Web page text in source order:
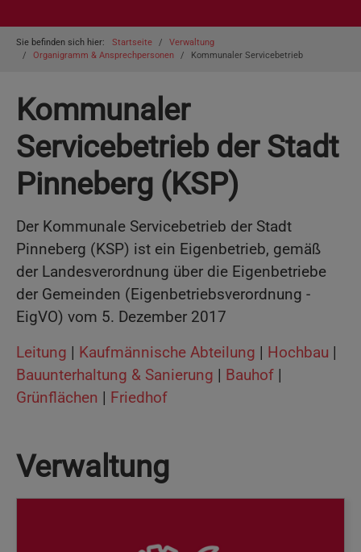
You are here:
Sie befinden sich hier: Startseite
Verwaltung
Organigramm & Ansprechpersonen
Kommunaler Servicebetrieb
Kommunaler
Servicebetrieb der Stadt
Pinneberg (KSP)
Der Kommunale Servicebetrieb der Stadt
Pinneberg (KSP) ist ein Eigenbetrieb, gemäß
der Landesverordnung über die Eigenbetriebe
der Gemeinden (Eigenbetriebsverordnung -
EigVO) vom 5. Dezember 2017
Leitung | Kaufmännische Abteilung | Hochbau |
Bauunterhaltung & Sanierung | Bauhof |
Grünflächen | Friedhof
Verwaltung